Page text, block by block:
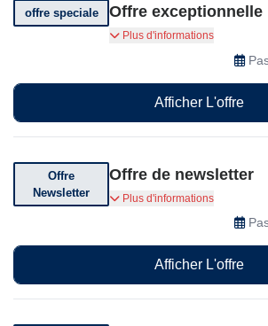
offre speciale Offre exceptionnelle
Recevez votre bulletin de
Plus d'informations
Afficher L'offre
Offre
Newsletter
Offre de newsletter
Inscrivez-vous à la
spéciales et des mises à jour
Plus d'informations
Afficher L'offre